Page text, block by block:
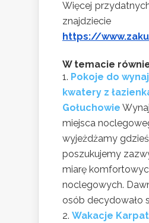
Więcej
https://
W temacie
Pokoje do
kwatery z
Gołuchowie
miejsca
wyjeżdżamy
poszukujemy
miarę
noclegowych.
osób decydowało
Wakacje